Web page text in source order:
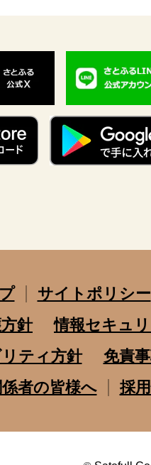
サイトポリシー
針
情報セキュ
ティ方針
免責
者の皆様へ
採